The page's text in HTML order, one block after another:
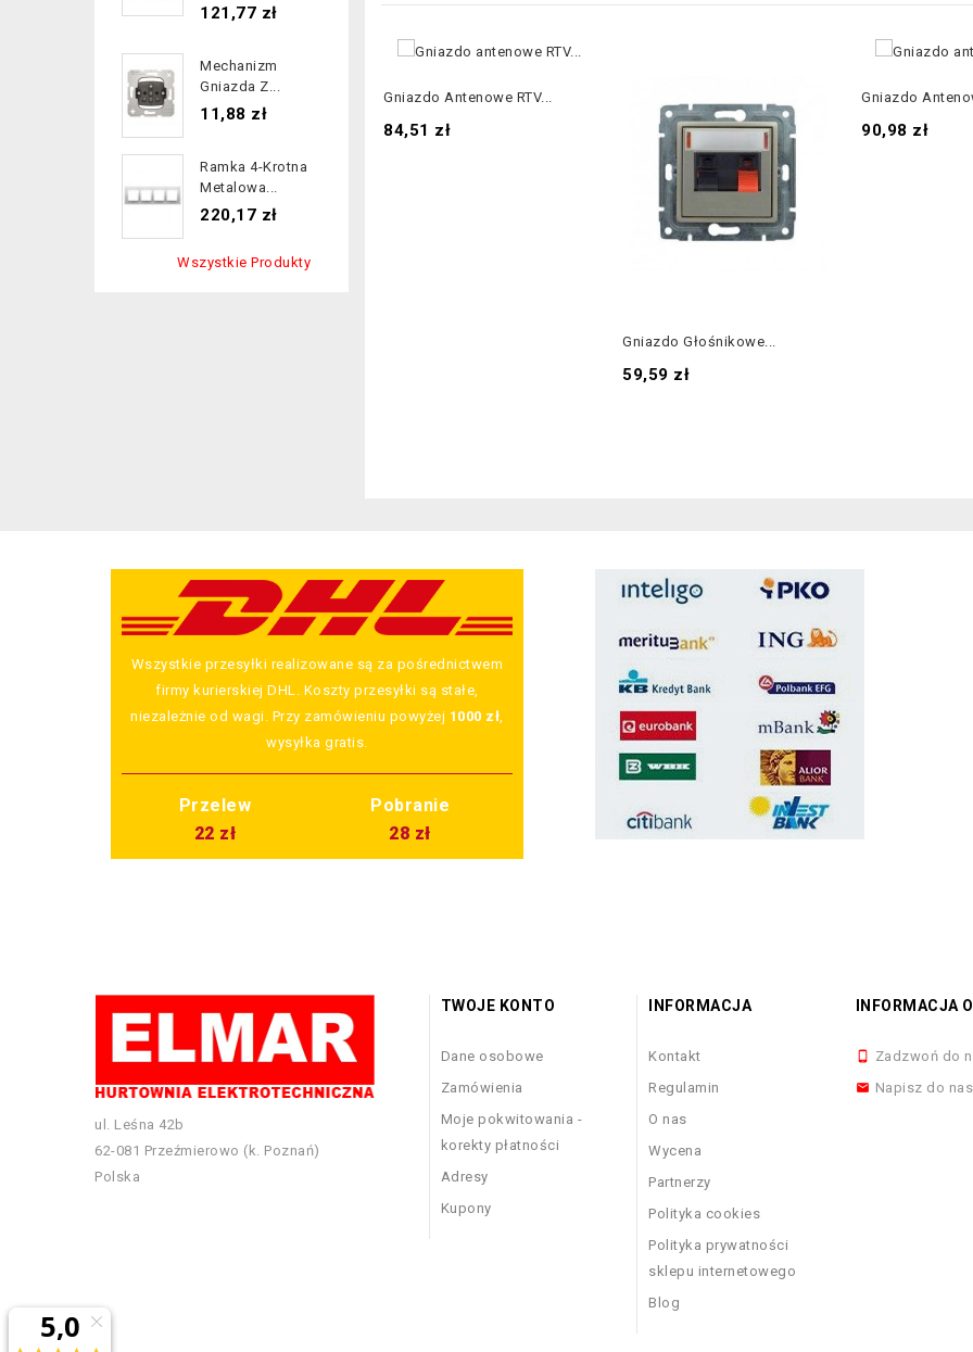
Cena
121,77 zł
Mechanizm
Gniazda Z...
Cena
11,88 zł
Ramka 4-Krotna
Metalowa...
Cena
220,17 zł
Wszystkie Produkty
Gniazdo Antenowe RTV...
Cena
84,51 zł
Gniazdo Głośnikowe...
Cena
59,59 zł
Gniazdo
Cena
90,98 zł
Wszystkie przesyłki realizowane są za pośrednictwem
firmy kurierskiej DHL. Koszty przesyłki są stałe,
niezależnie od wagi. Przy zamówieniu powyżej 1000 zł,
wysyłka gratis.
Przelew
Pobranie
22 zł
28 zł
ul. Leśna 42b
62-081 Przeźmierowo (k. Poznań)
Polska
TWOJE KONTO
Dane osobowe
Zamówienia
Moje pokwitowania -
korekty płatności
Adresy
Kupony
INFORMACJA
Kontakt
Regulamin
O nas
Wycena
Partnerzy
Polityka cookies
Polityka prywatności
sklepu internetowego
Blog
INFORMACJA
 Zadzwoń do
 Napisz do